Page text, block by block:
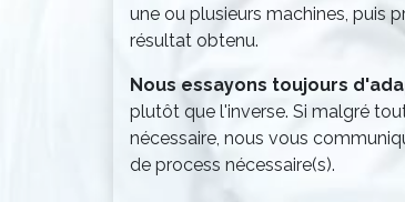
une ou plusieurs machines, puis
résultat obtenu.
Nous essayons toujours
plutôt que l'inverse. Si malgré
nécessaire, nous vous
de process nécessaire(s).